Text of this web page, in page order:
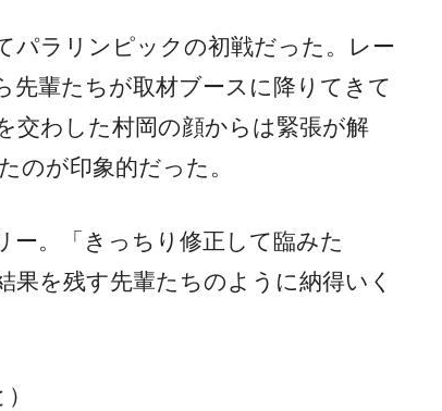
パラリンピックの初戦だった。レー
先輩たちが取材ブースに降りてきて
交わした村岡の顔からは緊張が解
のが印象的だった。
ー。「きっちり修正して臨みた
を残す先輩たちのように納得いく